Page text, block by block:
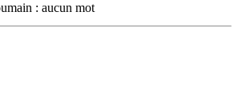
: aucun mot